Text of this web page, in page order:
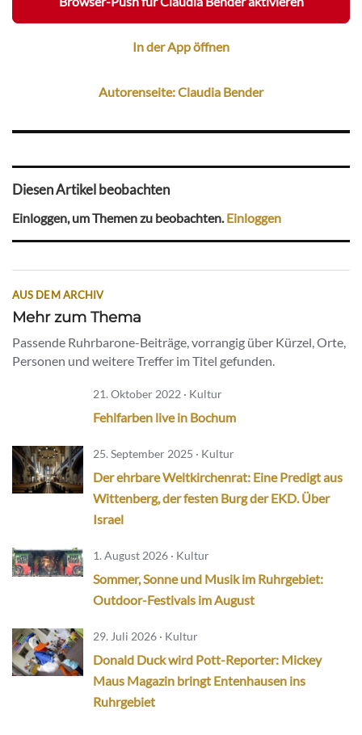
In der App öffnen
Autorenseite: Claudia Bender
Diesen Artikel beobachten
Einloggen, um Themen zu beobachten.Einloggen
AUS DEM ARCHIV
Mehr zum Thema
Passende Ruhrbarone-Beiträge, vorrangig über Kürzel, Orte,
Personen und weitere Treffer im Titel gefunden.
21. Oktober 2022 · Kultur
Fehlfarben live in Bochum
25. September 2025 · Kultur
Der ehrbare Weltkirchenrat: Eine Predigt aus
Wittenberg, der festen Burg der EKD. Über
Israel
1. August 2026 · Kultur
Sommer, Sonne und Musik im Ruhrgebiet:
Outdoor-Festivals im August
29. Juli 2026 · Kultur
Donald Duck wird Pott-Reporter: Mickey
Maus Magazin bringt Entenhausen ins
Ruhrgebiet